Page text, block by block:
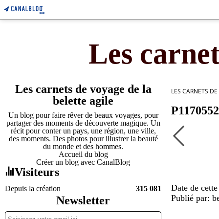
Les
Les carnets de voyage de la
belette agile
Un blog pour faire rêver de beaux voyages, pour
partager des moments de découverte magique. Un
récit pour conter un pays, une région, une ville,
des moments. Des photos pour illustrer la beauté
du monde et des hommes.
Accueil du blog
Créer un blog avec CanalBlog
Visiteurs
Depuis la création 315 081
Newsletter
LES CARNETS
P1170552
Date de
Publié par: